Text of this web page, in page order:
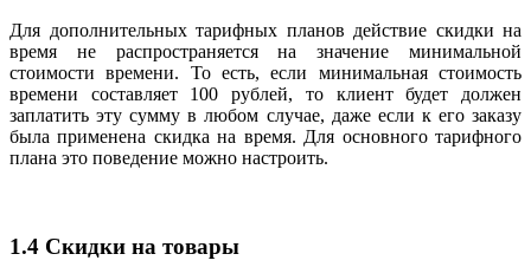
Для дополнительных тарифных планов действие скидки на
время не распространяется на значение минимальной
стоимости времени. То есть, если минимальная стоимость
времени составляет 100 рублей, то клиент будет должен
заплатить эту сумму в любом случае, даже если к его заказу
была применена скидка на время. Для основного тарифного
плана это поведение можно настроить.
1.4 Скидки на товары